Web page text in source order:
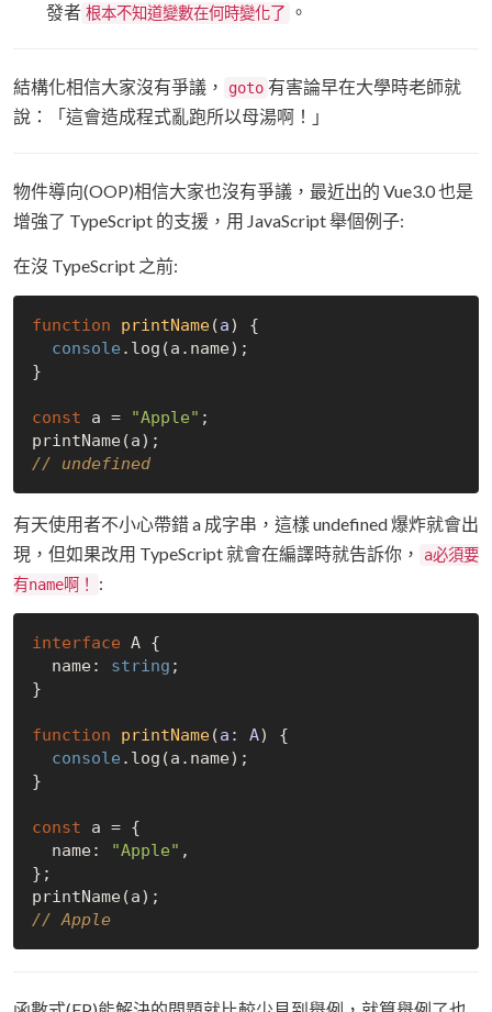
發者 根本不知道變數在何時變化了 。
結構化相信大家沒有爭議， goto 有害論早在大學時老師就
說：「這會造成程式亂跑所以母湯啊！」
物件導向(OOP)相信大家也沒有爭議，最近出的 Vue3.0 也是
增強了 TypeScript 的支援，用 JavaScript 舉個例子:
在沒 TypeScript 之前:
function printName(a) {
console .log(a.name);
}
const a = "Apple" ;
// undefined
有天使用者不小心帶錯 a 成字串，這樣 undefined 爆炸就會出
現，但如果改用 TypeScript 就會在編譯時就告訴你，
a必須要
有name啊！
:
interface A {
  name:
string ;
}
function printName(a: A) {
console .log(a.name);
}
const a = {
  name:
"Apple" ,
};
// Apple